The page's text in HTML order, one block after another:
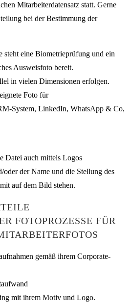
Mitarbeiterdatensatz statt. Gerne
bei der Bestimmung der
steht eine Biometrieprüfung und ein
Ausweisfoto bereit.
in vielen Dimensionen erfolgen.
Foto für
System, LinkedIn, WhatsApp & Co,
Datei auch mittels Logos
oder der Name und die Stellung des
auf dem Bild stehen.
FOTOPROZESSE FÜR
gemäß ihrem Corporate-
mit ihrem Motiv und Logo.